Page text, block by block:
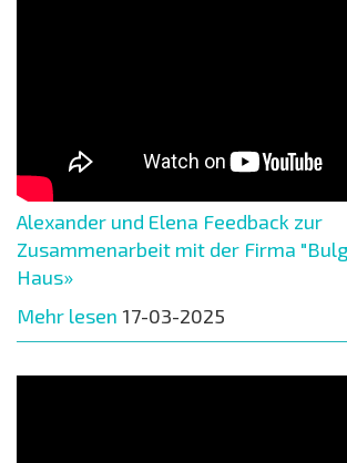
Alexander und Elena Feedback zur
Zusammenarbeit mit der Firma
Haus»
Mehr lesen 17-03-2025